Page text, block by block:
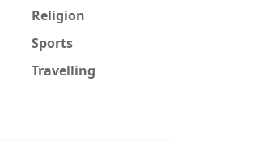
Religion
Sports
Travelling